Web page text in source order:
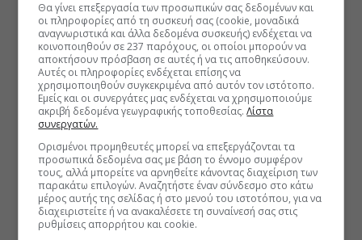
Θα γίνει επεξεργασία των προσωπικών σας δεδομένων και
οι πληροφορίες από τη συσκευή σας (cookie, μοναδικά
αναγνωριστικά και άλλα δεδομένα συσκευής) ενδέχεται να
κοινοποιηθούν σε 237 παρόχους, οι οποίοι μπορούν να
αποκτήσουν πρόσβαση σε αυτές ή να τις αποθηκεύσουν.
Αυτές οι πληροφορίες ενδέχεται επίσης να
χρησιμοποιηθούν συγκεκριμένα από αυτόν τον ιστότοπο.
Εμείς και οι συνεργάτες μας ενδέχεται να χρησιμοποιούμε
ακριβή δεδομένα γεωγραφικής τοποθεσίας.Λίστα
συνεργατών.
Ορισμένοι προμηθευτές μπορεί να επεξεργάζονται τα
προσωπικά δεδομένα σας με βάση το έννομο συμφέρον
τους, αλλά μπορείτε να αρνηθείτε κάνοντας διαχείριση των
παρακάτω επιλογών. Αναζητήστε έναν σύνδεσμο στο κάτω
μέρος αυτής της σελίδας ή στο μενού του ιστοτόπου, για να
διαχειριστείτε ή να ανακαλέσετε τη συναίνεσή σας στις
ρυθμίσεις απορρήτου και cookie.